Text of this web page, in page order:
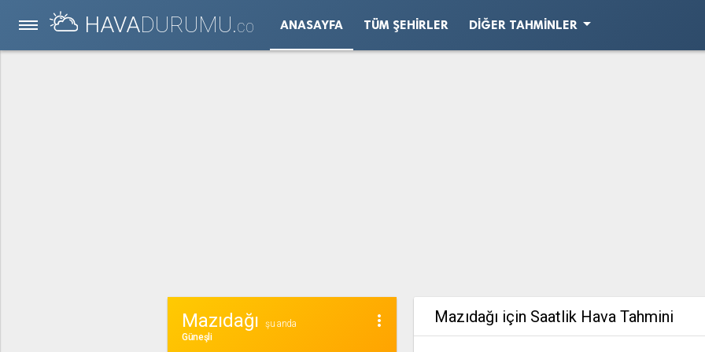
HAVADURUMU.CO ANASAYFA TÜM ŞEHIRLER DIĞER TAHMINLERarrow_drop_down
more_vert
Mazıdağı
şu anda
Güneşli
Mazıdağı için Saatlik Hava Tahmini